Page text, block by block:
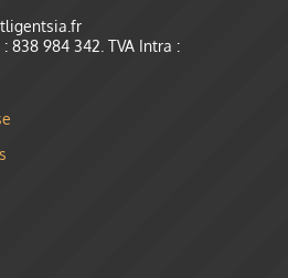
838 984 342. TVA Intra :